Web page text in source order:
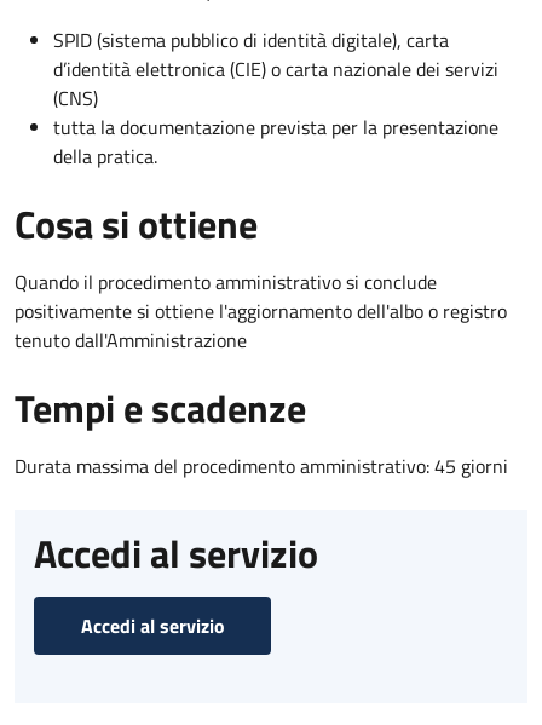
SPID (sistema pubblico di identità digitale), carta
d’identità elettronica (CIE) o carta nazionale dei servizi
(CNS)
tutta la documentazione prevista per la presentazione
della pratica.
Cosa si ottiene
Quando il procedimento amministrativo si conclude
positivamente si ottiene l'aggiornamento dell'albo o registro
tenuto dall'Amministrazione
Tempi e scadenze
Durata massima del procedimento amministrativo: 45 giorni
Accedi al servizio
Accedi al servizio